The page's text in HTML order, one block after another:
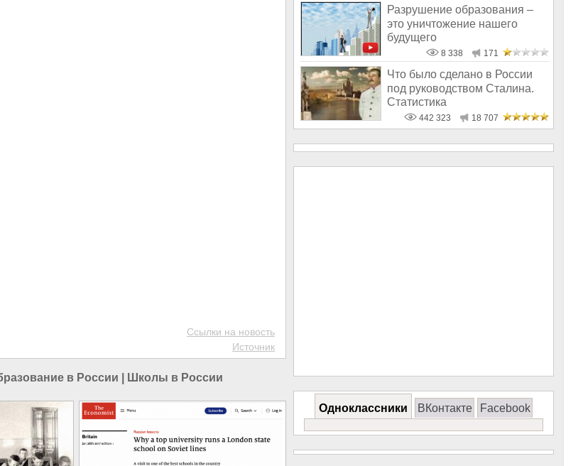
Ссылки на новость
Источник
в России Школы в России
Разрушение образования –
это уничтожение нашего
будущего
8 338 171
Что было сделано в России
под руководством Сталина.
Статистика
442 323 18 707
Одноклассники ВКонтакте Facebook